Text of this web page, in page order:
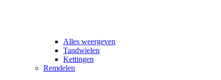
Alles weergeven
Tandwielen
Kettingen
Remdelen